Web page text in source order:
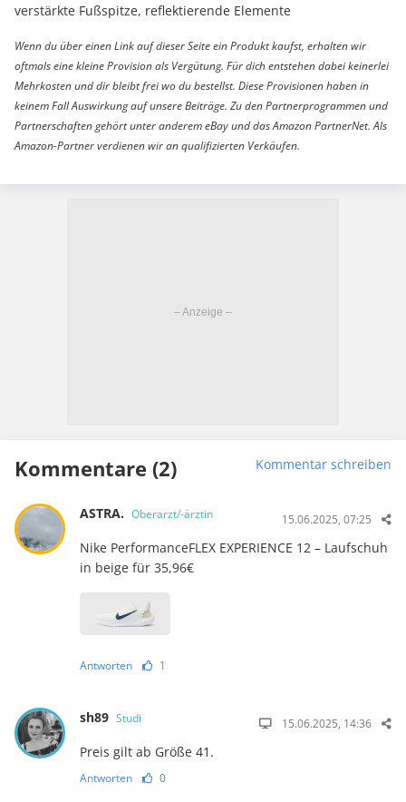
verstärkte Fußspitze, reflektierende Elemente
Wenn du über einen Link auf dieser Seite ein Produkt kaufst, erhalten wir
oftmals eine kleine Provision als Vergütung. Für dich entstehen dabei keinerlei
Mehrkosten und dir bleibt frei wo du bestellst. Diese Provisionen haben in
keinem Fall Auswirkung auf unsere Beiträge. Zu den Partnerprogrammen und
Partnerschaften gehört unter anderem eBay und das Amazon PartnerNet. Als
Amazon-Partner verdienen wir an qualifizierten Verkäufen.
Kommentare (2) Kommentar schreiben
ASTRA. Oberarzt/-ärztin 15.06.2025, 07:25
Nike PerformanceFLEX EXPERIENCE 12 – Laufschuh
in beige für 35,96€
Antworten 1
sh89 Studi 15.06.2025, 14:36
Preis gilt ab Größe 41.
Antworten 0